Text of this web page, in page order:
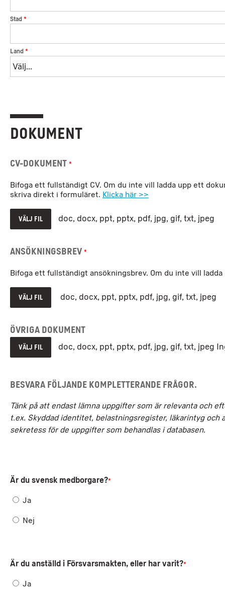
Stad *
Land *
CV-dokument *
Bifoga ett fullständigt CV. Om du inte vill ladda upp ett
skriva direkt i formuläret. Klicka här >>
VÄLJ FIL doc, docx, ppt, pptx, pdf, jpg, gif, txt, jpeg
Ansökningsbrev *
Bifoga ett fullständigt ansökningsbrev. Om du inte vill
VÄLJ FIL doc, docx, ppt, pptx, pdf, jpg, gif, txt, jpeg
Övriga dokument
VÄLJ FIL doc, docx, ppt, pptx, pdf, jpg, gif, txt, jpeg
Besvara följande kompletterande frågor.
Tänk på att endast lämna uppgifter som är relevanta och
t.ex. Skyddad identitet, belastningsregister, läkarintyg
sekretess för de uppgifter som behandlas i databasen.
Är du svensk medborgare?*
Ja
Nej
Är du anställd i Försvarsmakten, eller har varit?*
Ja